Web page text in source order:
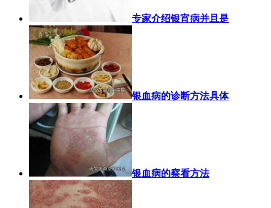
专家介绍银宵病并且是
银血病的诊断方法具体
银血病的察看方法